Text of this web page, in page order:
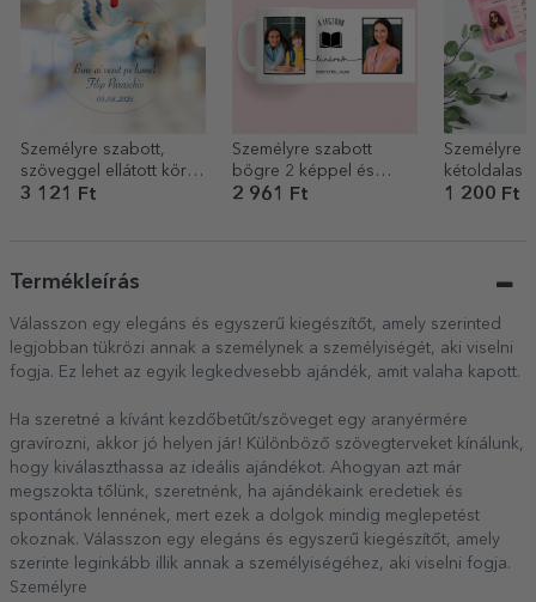
Személyre szabott,
szöveggel ellátott kör
alakú dísz – Üdvözöljük
3 121 Ft
Személyre szabott
bögre 2 képpel és
szöveggel
2 961 Ft
Személyre
kétoldalas
kártya
1 200 Ft
Termékleírás
Válasszon egy elegáns és egyszerű kiegészítőt, amely szerinted
legjobban tükrözi annak a személynek a személyiségét, aki viselni
fogja. Ez lehet az egyik legkedvesebb ajándék, amit valaha kapott.
Ha szeretné a kívánt kezdőbetűt/szöveget egy aranyérmére
gravírozni, akkor jó helyen jár! Különböző szövegterveket kínálunk,
hogy kiválaszthassa az ideális ajándékot. Ahogyan azt már
megszokta tőlünk, szeretnénk, ha ajándékaink eredetiek és
spontánok lennének, mert ezek a dolgok mindig meglepetést
okoznak. Válasszon egy elegáns és egyszerű kiegészítőt, amely
szerinte leginkább illik annak a személyiségéhez, aki viselni fogja.
Személyre